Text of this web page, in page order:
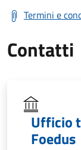
Termini e
Contatti
Ufficio
Foedus